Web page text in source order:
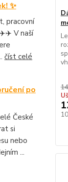
✨
pracovní
V naší
číst celé
po
České
si
nebo
...